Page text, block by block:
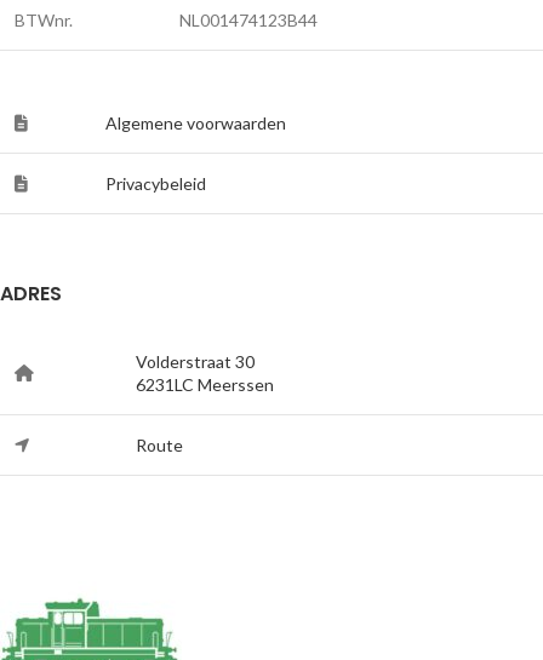
BTWnr. NL001474123B44
Algemene voorwaarden
Privacybeleid
ADRES
Volderstraat 30
6231LC Meerssen
Route